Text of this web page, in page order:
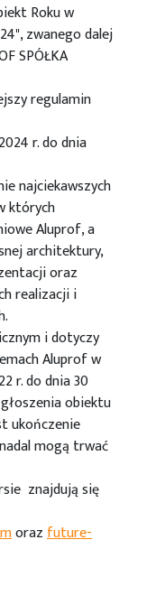
Roku w
zwanego dalej
SPÓŁKA
regulamin
r. do dnia
najciekawszych
których
Aluprof, a
architektury,
oraz
realizacji i
i dotyczy
Aluprof w
r. do dnia 30
obiektu
ukończenie
mogą trwać
znajdują się
orazfuture-